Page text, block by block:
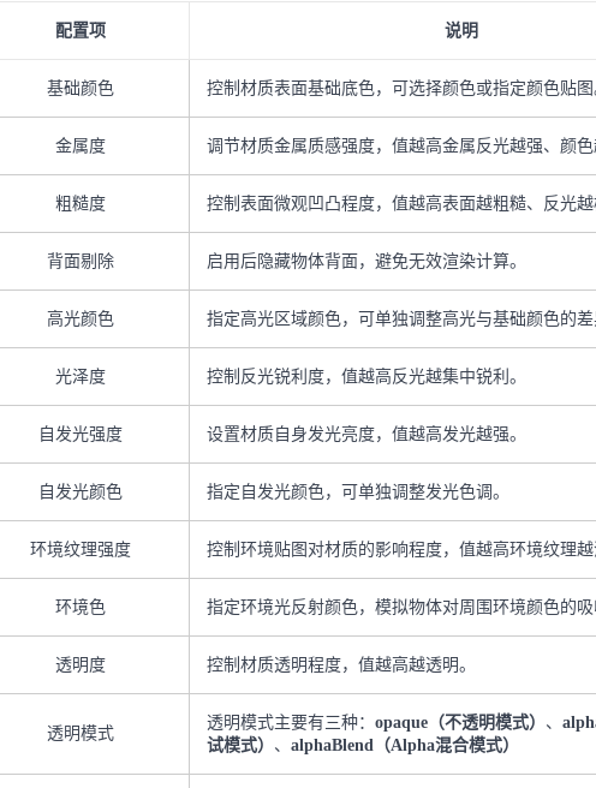
配置项 说明
基础颜色 控制材质表面基础底色，可选择颜色或指定颜色贴图
金属度 调节材质金属质感强度，值越高金属反光越强、颜色
粗糙度 控制表面微观凹凸程度，值越高表面越粗糙、反光越
背面剔除 启用后隐藏物体背面，避免无效渲染计算。
高光颜色 指定高光区域颜色，可单独调整高光与基础颜色的差
光泽度 控制反光锐利度，值越高反光越集中锐利。
自发光强度 设置材质自身发光亮度，值越高发光越强。
自发光颜色 指定自发光颜色，可单独调整发光色调。
环境纹理强度 控制环境贴图对材质的影响程度，值越高环境纹理越
环境色 指定环境光反射颜色，模拟物体对周围环境颜色的吸
透明度 控制材质透明程度，值越高越透明。
透明模式
透明模式主要有三种： opaque（不透明模式） 、
试模式） 、 alphaBlend（Alpha混合模式）